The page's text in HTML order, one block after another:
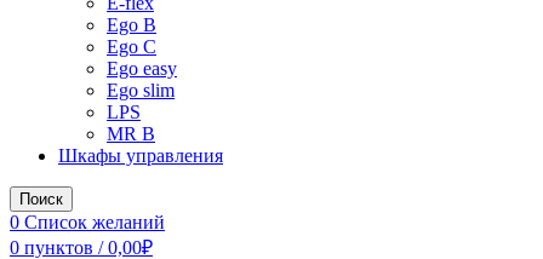
Ego B
Ego C
Ego easy
Ego slim
LPS
MR B
Шкафы управления
Поиск
0 Список желаний
0 пунктов / 0,00₽